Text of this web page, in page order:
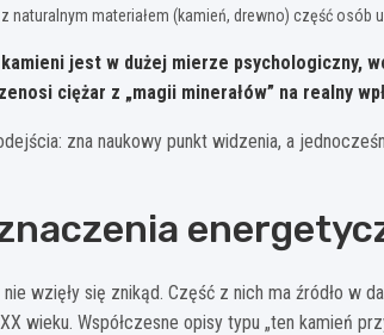
naturalnym materiałem (kamień, drewno) część osób
kamieni jest w dużej mierze psychologiczny,
ciężar z „magii minerałów” na realny
zna naukowy punkt widzenia, a
wzięły się znikąd. Część z nich ma źródło w
wieku. Współczesne opisy typu „ten kamień